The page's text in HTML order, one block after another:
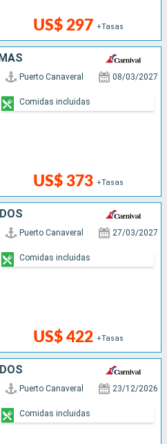
US$ 297 +Tasas
Puerto Canaveral 08/03/2027
US$ 373 +Tasas
Comidas incluidas
Puerto Canaveral 27/03/2027
US$ 422 +Tasas
Comidas incluidas
Puerto Canaveral 23/12/2026
Comidas incluidas